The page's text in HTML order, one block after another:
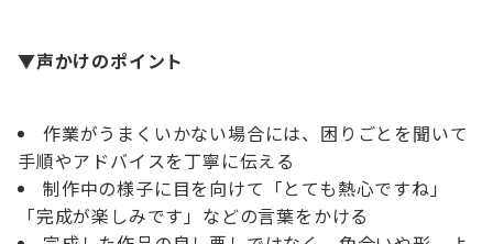
▼声かけのポイント
作業がうまくいかない場合には、困りごとを聞いて
手順やアドバイスを丁寧に伝える
制作中の様子に目を向けて「とても熱心ですね」
「完成が楽しみです」などの言葉をかける